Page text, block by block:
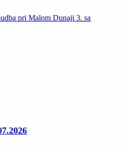
pri Malom Dunaji 3. sa